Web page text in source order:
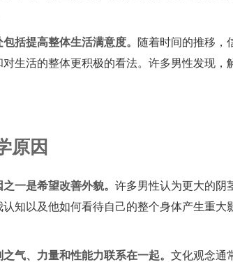
括提高整体生活满意度。
随着时间的推移，
生活的整体更积极的看法。许多男性发现
原因
一是希望改善外貌。 许多男性认为更大的阴
知以及他如何看待自己的整个身体产生重
气、力量和性能力联系在一起。 文化观念通